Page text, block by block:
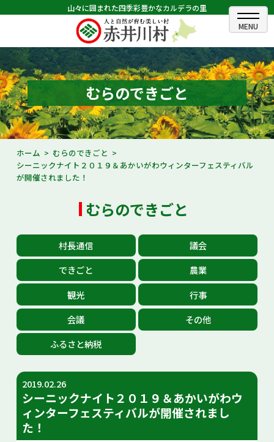
山々に囲まれた四季彩豊かなカルデラの里
ホーム
むらのできごと
むらのプロフィール
くらしの情報
村長室
あかいがわ広報
お問い合せ
むらのできごと
ホーム
むらのできごと
シーニックナイト２０１９＆あかいがわウィンターフェスティバル
が開催されました！
むらのできごと
村長通信
議会
できごと
農業
観光
行事
会議
その他
ふるさと納税
2019.02.26
シーニックナイト２０１９＆あかいがわウ
ィンターフェスティバルが開催されまし
た！